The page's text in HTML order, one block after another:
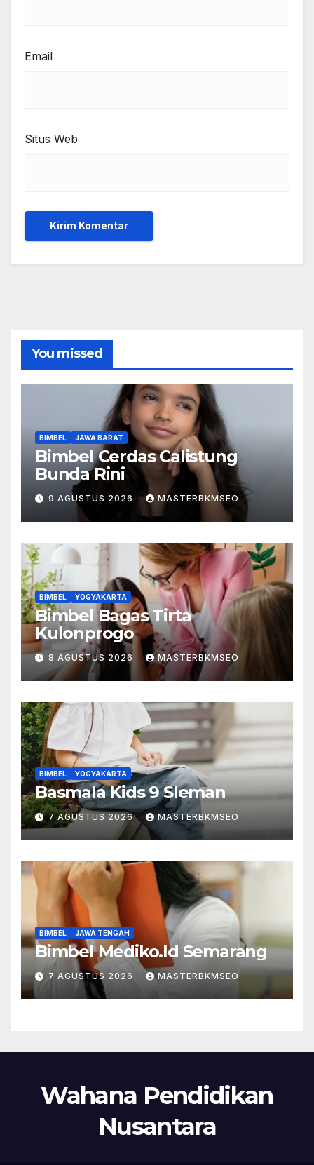
Email
Situs Web
You missed
BIMBEL JAWA BARAT
Bimbel Cerdas Calistung
Bunda Rini
9 AGUSTUS 2026 MASTERBKMSEO
BIMBEL YOGYAKARTA
Bimbel Bagas Tirta
Kulonprogo
8 AGUSTUS 2026 MASTERBKMSEO
BIMBEL YOGYAKARTA
Basmala Kids 9 Sleman
7 AGUSTUS 2026 MASTERBKMSEO
BIMBEL JAWA TENGAH
Bimbel Mediko.Id Semarang
7 AGUSTUS 2026 MASTERBKMSEO
Wahana Pendidikan
Nusantara